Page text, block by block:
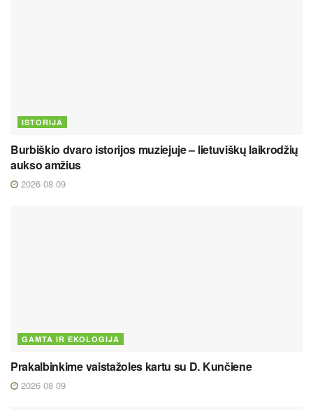
ISTORIJA
Burbiškio dvaro istorijos muziejuje – lietuviškų laikrodžių
aukso amžius
2026 08 09
GAMTA IR EKOLOGIJA
Prakalbinkime vaistažoles kartu su D. Kunčiene
2026 08 09